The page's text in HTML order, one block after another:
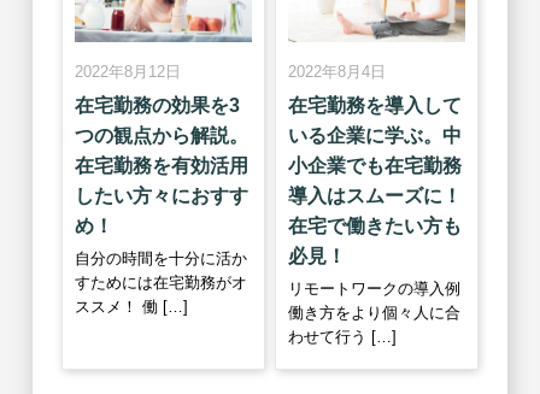
2022年8月12日
在宅勤務の効果を3
つの観点から解説。
在宅勤務を有効活用
したい方々におすす
め！
自分の時間を十分に活か
すためには在宅勤務がオ
ススメ！ 働 […]
2022年8月4日
在宅勤務を導入して
いる企業に学ぶ。中
小企業でも在宅勤務
導入はスムーズに！
在宅で働きたい方も
必見！
リモートワークの導入例
働き方をより個々人に合
わせて行う […]